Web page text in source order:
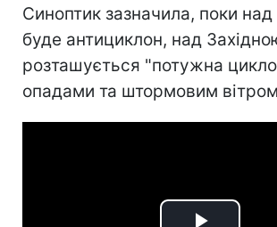
Синоптик зазначила, поки
буде антициклон, над
розташується "потужна
опадами та штормовим